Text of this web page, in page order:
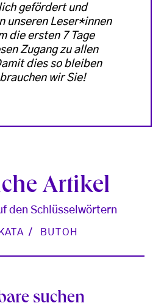
gefördert und
unseren Leser*innen
die ersten 7 Tage
Zugang zu allen
dies so bleiben
wir Sie!
Artikel
den Schlüsselwörtern
BUTOH
suchen